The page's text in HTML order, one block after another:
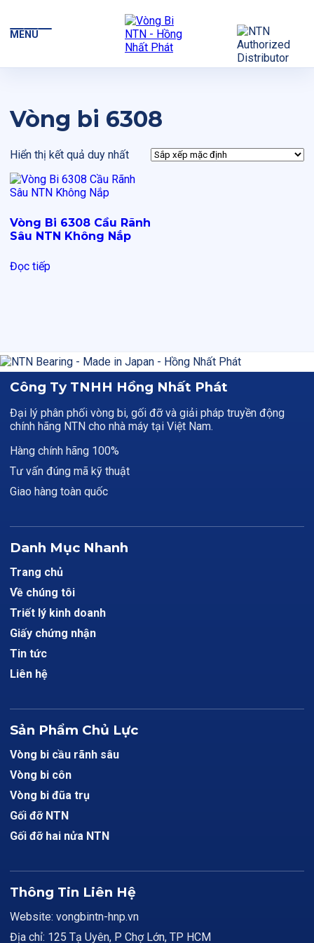
MENU
Vòng bi 6308
Hiển thị kết quả duy nhất
Vòng Bi 6308 Cầu Rãnh
Sâu NTN Không Nắp
Đọc tiếp
Công Ty TNHH Hồng Nhất Phát
Đại lý phân phối vòng bi, gối đỡ và giải pháp truyền động
chính hãng NTN cho nhà máy tại Việt Nam.
Hàng chính hãng 100%
Tư vấn đúng mã kỹ thuật
Giao hàng toàn quốc
Danh Mục Nhanh
Trang chủ
Về chúng tôi
Triết lý kinh doanh
Giấy chứng nhận
Tin tức
Liên hệ
Sản Phẩm Chủ Lực
Vòng bi cầu rãnh sâu
Vòng bi côn
Vòng bi đũa trụ
Gối đỡ NTN
Gối đỡ hai nửa NTN
Thông Tin Liên Hệ
Website: vongbintn-hnp.vn
Địa chỉ: 125 Tạ Uyên, P Chợ Lớn, TP HCM